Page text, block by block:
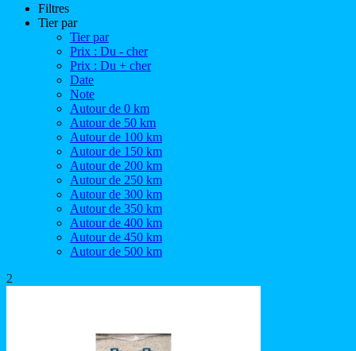
Filtres
Tier par
Tier par
Prix : Du - cher
Prix : Du + cher
Date
Note
Autour de 0 km
Autour de 50 km
Autour de 100 km
Autour de 150 km
Autour de 200 km
Autour de 250 km
Autour de 300 km
Autour de 350 km
Autour de 400 km
Autour de 450 km
Autour de 500 km
2